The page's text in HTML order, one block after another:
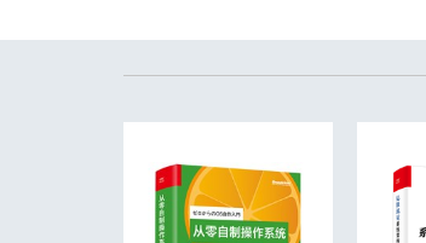
陷阱：通用（中级）表示
数组和批处理
字典
IMP 缓存
转发
均匀性和优化
方法
陷阱：CoreFoundation